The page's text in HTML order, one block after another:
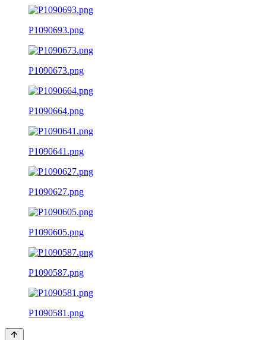
P1090693.png
P1090673.png
P1090664.png
P1090641.png
P1090627.png
P1090605.png
P1090587.png
P1090581.png